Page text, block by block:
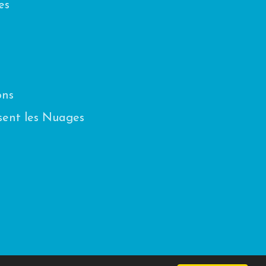
les Nuages